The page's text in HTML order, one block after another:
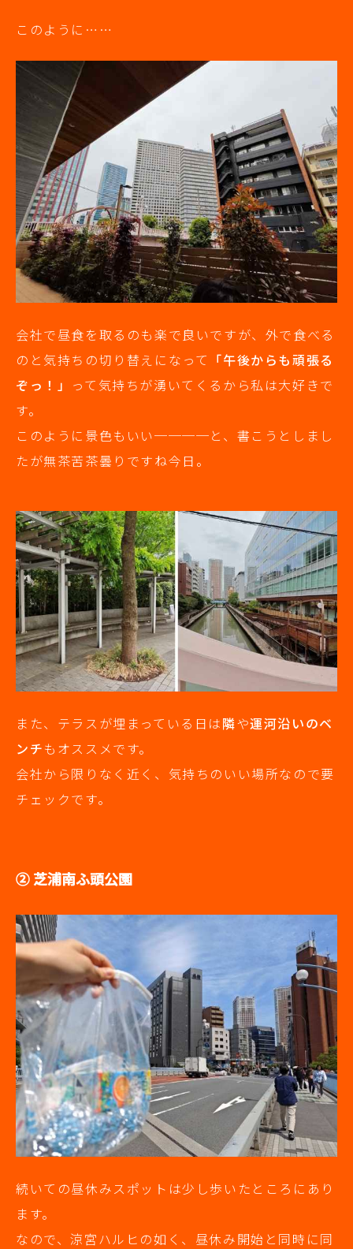
このように……
会社で昼食を取るのも楽で良いですが、外で食べる
のと気持ちの切り替えになって 「午後からも頑張る
ぞっ！」 って気持ちが湧いてくるから私は大好きで
す。
このように景色もいい────と、書こうとしまし
たが無茶苦茶曇りですね今日。
また、テラスが埋まっている日は隣や運河沿いのベ
ンチもオススメです。
会社から限りなく近く、気持ちのいい場所なので要
チェックです。
② 芝浦南ふ頭公園
続いての昼休みスポットは少し歩いたところにあり
ます。
なので、涼宮ハルヒの如く、昼休み開始と同時に同